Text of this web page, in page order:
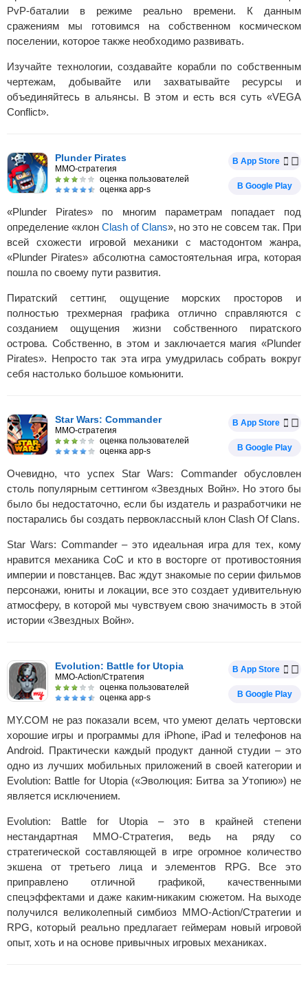
PvP-баталии в режиме реально времени. К данным
сражениям мы готовимся на собственном космическом
поселении, которое также необходимо развивать.
Изучайте технологии, создавайте корабли по собственным
чертежам, добывайте или захватывайте ресурсы и
объединяйтесь в альянсы. В этом и есть вся суть «VEGA
Conflict».
Plunder Pirates
MMO-стратегия
оценка пользователей
оценка app-s
В App Store
В Google Play
«Plunder Pirates» по многим параметрам попадает под
определение «клон Clash of Clans», но это не совсем так. При
всей схожести игровой механики с мастодонтом жанра,
«Plunder Pirates» абсолютна самостоятельная игра, которая
пошла по своему пути развития.
Пиратский сеттинг, ощущение морских просторов и
полностью трехмерная графика отлично справляются с
созданием ощущения жизни собственного пиратского
острова. Собственно, в этом и заключается магия «Plunder
Pirates». Непросто так эта игра умудрилась собрать вокруг
себя настолько большое комьюнити.
Star Wars: Commander
MMO-стратегия
оценка пользователей
оценка app-s
В App Store
В Google Play
Очевидно, что успех Star Wars: Commander обусловлен
столь популярным сеттингом «Звездных Войн». Но этого бы
было бы недостаточно, если бы издатель и разработчики не
постарались бы создать первоклассный клон Clash Of Clans.
Star Wars: Commander – это идеальная игра для тех, кому
нравится механика CoC и кто в восторге от противостояния
империи и повстанцев. Вас ждут знакомые по серии фильмов
персонажи, юниты и локации, все это создает удивительную
атмосферу, в которой мы чувствуем свою значимость в этой
истории «Звездных Войн».
Evolution: Battle for Utopia
MMO-Action/Стратегия
оценка пользователей
оценка app-s
В App Store
В Google Play
MY.COM не раз показали всем, что умеют делать чертовски
хорошие игры и программы для iPhone, iPad и телефонов на
Android. Практически каждый продукт данной студии – это
одно из лучших мобильных приложений в своей категории и
Evolution: Battle for Utopia («Эволюция: Битва за Утопию») не
является исключением.
Evolution: Battle for Utopia – это в крайней степени
нестандартная MMO-Стратегия, ведь на ряду со
стратегической составляющей в игре огромное количество
экшена от третьего лица и элементов RPG. Все это
приправлено отличной графикой, качественными
спецэффектами и даже каким-никаким сюжетом. На выходе
получился великолепный симбиоз MMO-Action/Стратегии и
RPG, который реально предлагает геймерам новый игровой
опыт, хоть и на основе привычных игровых механиках.